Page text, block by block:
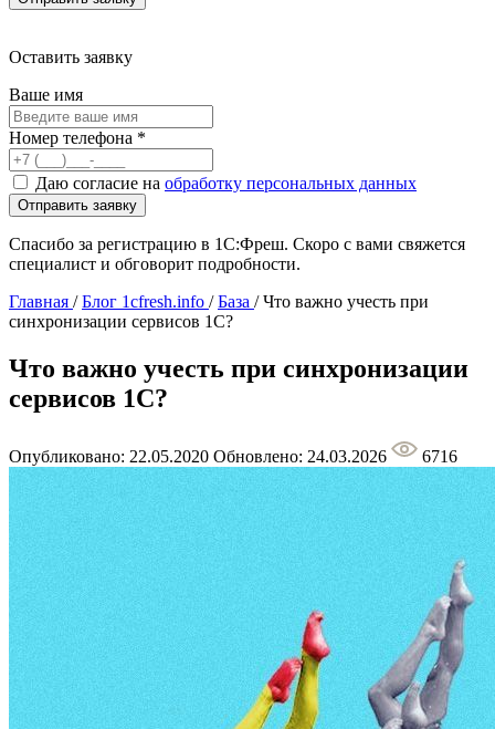
Оставить заявку
Ваше имя
Номер телефона *
Даю согласие на обработку персональных данных
Спасибо за регистрацию в 1С:Фреш. Скоро с вами свяжется
специалист и обговорит подробности.
Главная /Блог 1cfresh.info /База /Что важно учесть при
синхронизации сервисов 1С?
Что важно учесть при синхронизации
сервисов 1С?
Опубликовано: 22.05.2020 Обновлено: 24.03.2026 6716